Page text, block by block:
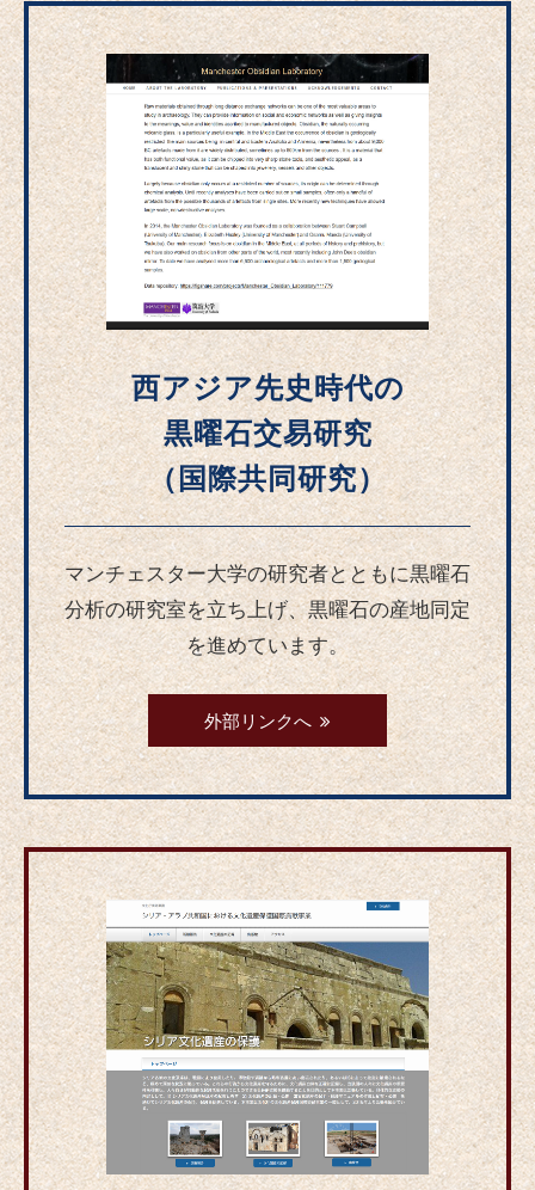
西アジア先史時代の
黒曜石交易研究
（国際共同研究）
マンチェスター大学の研究者とともに黒曜石
分析の研究室を立ち上げ、黒曜石の産地同定
を進めています。
外部リンクへ